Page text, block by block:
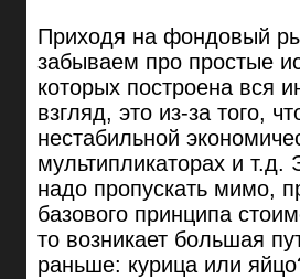
Приходя на фондовый
забываем про простые
которых построена вся
взгляд, это из-за того,
нестабильной
мультипликаторах и
надо пропускать мимо,
базового принципа
то возникает большая
раньше: курица или